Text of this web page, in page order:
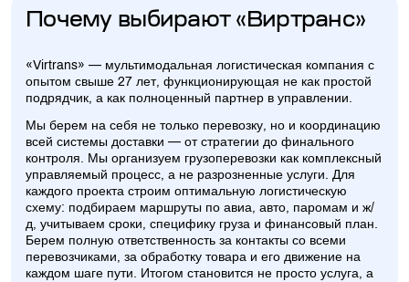
Почему выбирают «Виртранс»
«Virtrans» — мультимодальная логистическая компания с
опытом свыше 27 лет, функционирующая не как простой
подрядчик, а как полноценный партнер в управлении.
Мы берем на себя не только перевозку, но и координацию
всей системы доставки — от стратегии до финального
контроля. Мы организуем грузоперевозки как комплексный
управляемый процесс, а не разрозненные услуги. Для
каждого проекта строим оптимальную логистическую
схему: подбираем маршруты по авиа, авто, паромам и ж/
д, учитываем сроки, специфику груза и финансовый план.
Берем полную ответственность за контакты со всеми
перевозчиками, за обработку товара и его движение на
каждом шаге пути. Итогом становится не просто услуга, а